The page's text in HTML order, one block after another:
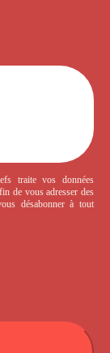
traite vos données
de vous adresser des
désabonner à tout